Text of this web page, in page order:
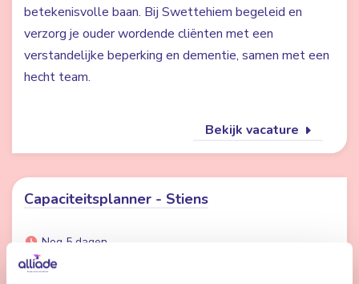
betekenisvolle baan. Bij Swettehiem begeleid en
verzorg je ouder wordende cliënten met een
verstandelijke beperking en dementie, samen met een
hecht team.
Bekijk vacature
Capaciteitsplanner - Stiens
Nog 5 dagen
Stiens
28 - 32 uur | Voltijds, Onbepaalde tijd